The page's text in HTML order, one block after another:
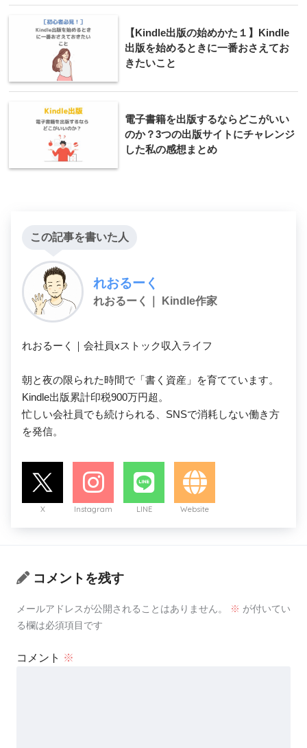
【Kindle出版の始めかた１】Kindle
出版を始めるときに一番おさえてお
きたいこと
電子書籍を出版するならどこがいい
のか？3つの出版サイトにチャレンジ
した私の感想まとめ
この記事を書いた人
れおるーく
れおるーく｜ Kindle作家
れおるーく｜会社員xストック収入ライフ
朝と夜の限られた時間で「書く資産」を育てています。
Kindle出版累計印税900万円超。
忙しい会社員でも続けられる、SNSで消耗しない働き方
を発信。
X Instagram LINE Website
コメントを残す
メールアドレスが公開されることはありません。 ※ が付いてい
る欄は必須項目です
コメント ※